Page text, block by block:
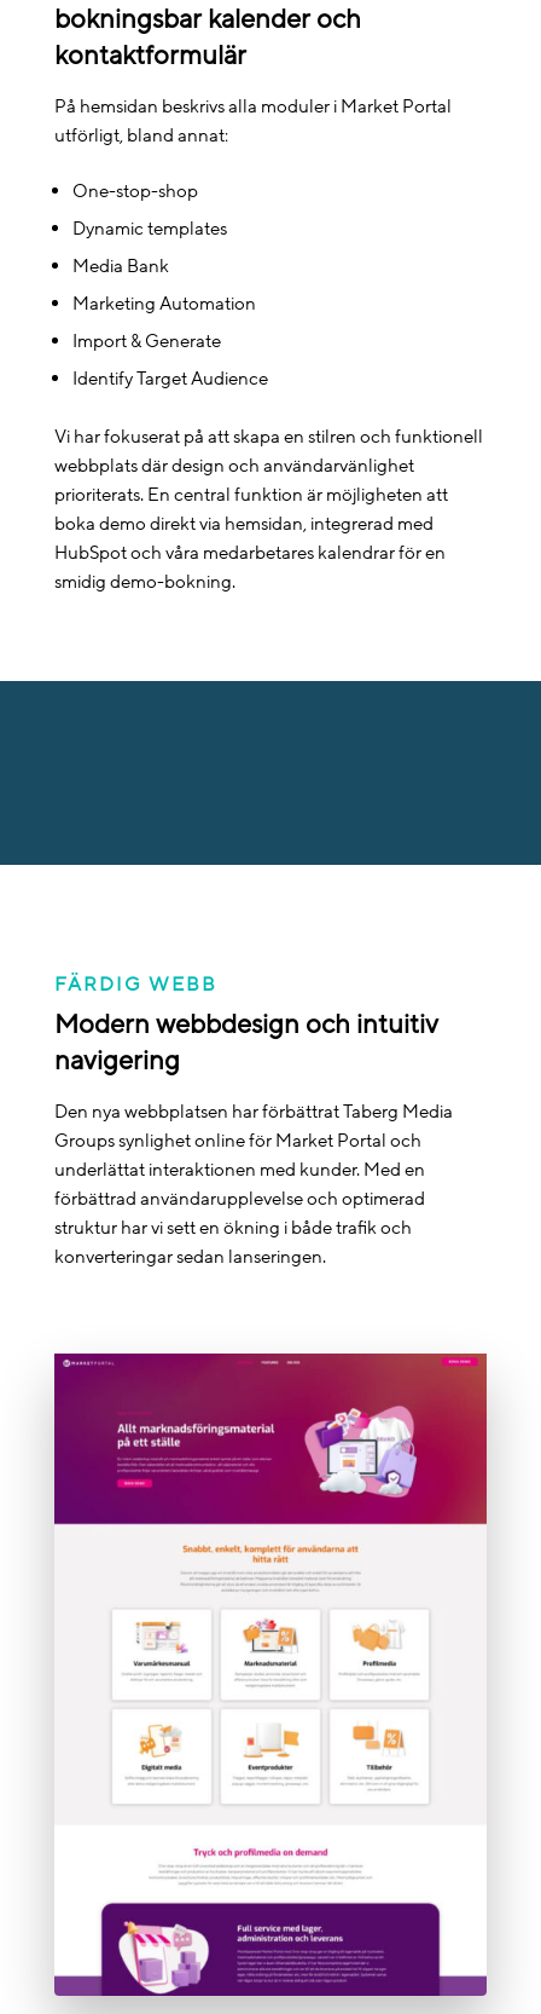
bokningsbar kalender och
kontaktformulär
På hemsidan beskrivs alla moduler i Market Portal
utförligt, bland annat:
One-stop-shop
Dynamic templates
Media Bank
Marketing Automation
Import & Generate
Identify Target Audience
Vi har fokuserat på att skapa en stilren och funktionell
webbplats där design och användarvänlighet
prioriterats. En central funktion är möjligheten att
boka demo direkt via hemsidan, integrerad med
HubSpot och våra medarbetares kalendrar för en
smidig demo-bokning.
FÄRDIG WEBB
Modern webbdesign och intuitiv
navigering
Den nya webbplatsen har förbättrat Taberg Media
Groups synlighet online för Market Portal och
underlättat interaktionen med kunder. Med en
förbättrad användarupplevelse och optimerad
struktur har vi sett en ökning i både trafik och
konverteringar sedan lanseringen.